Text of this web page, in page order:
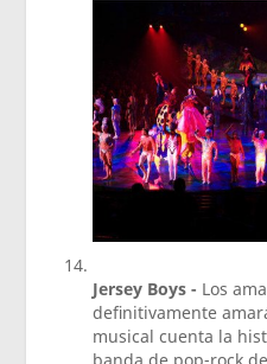
Jersey Boys - Los
definitivamente
musical cuenta la